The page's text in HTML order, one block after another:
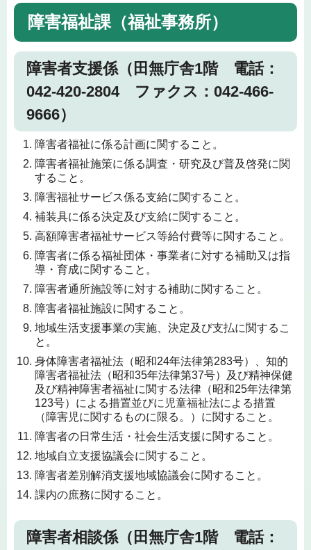
障害福祉課（福祉事務所）
障害者支援係（田無庁舎1階 電話：
042-420-2804 ファクス：042-466-
9666）
障害者福祉に係る計画に関すること。
障害者福祉施策に係る調査・研究及び普及啓発に関
すること。
障害福祉サービス係る支給に関すること。
補装具に係る決定及び支給に関すること。
高額障害者福祉サービス等給付費等に関すること。
障害者に係る福祉団体・事業者に対する補助又は指
導・育成に関すること。
障害者通所施設等に対する補助に関すること。
障害者福祉施設に関すること。
地域生活支援事業の実施、決定及び支払に関するこ
と。
身体障害者福祉法（昭和24年法律第283号）、知的
障害者福祉法（昭和35年法律第37号）及び精神保健
及び精神障害者福祉に関する法律（昭和25年法律第
123号）による措置並びに児童福祉法による措置
（障害児に関するものに限る。）に関すること。
障害者の日常生活・社会生活支援に関すること。
地域自立支援協議会に関すること。
障害者差別解消支援地域協議会に関すること。
課内の庶務に関すること。
障害者相談係（田無庁舎1階 電話：